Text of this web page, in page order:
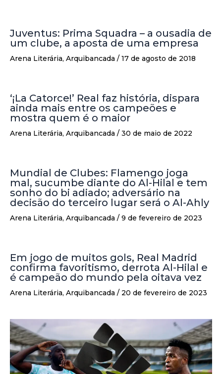
Juventus: Prima Squadra – a ousadia de
um clube, a aposta de uma empresa
Arena Literária, Arquibancada / 17 de agosto de 2018
‘¡La Catorce!’ Real faz história, dispara
ainda mais entre os campeões e
mostra quem é o maior
Arena Literária, Arquibancada / 30 de maio de 2022
Mundial de Clubes: Flamengo joga
mal, sucumbe diante do Al-Hilal e tem
sonho do bi adiado; adversário na
decisão do terceiro lugar será o Al-Ahly
Arena Literária, Arquibancada / 9 de fevereiro de 2023
Em jogo de muitos gols, Real Madrid
confirma favoritismo, derrota Al-Hilal e
é campeão do mundo pela oitava vez
Arena Literária, Arquibancada / 20 de fevereiro de 2023